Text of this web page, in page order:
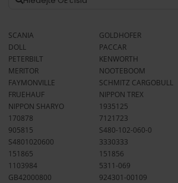
SCANIA
GOLDHOFER
DOLL
PACCAR
PETERBILT
KENWORTH
MERITOR
NOOTEBOOM
FAYMONVILLE
SCHMITZ CARGOBULL
FRUEHAUF
NIPPON TREX
NIPPON SHARYO
1935125
170878
7121723
905815
S480-102-060-0
S4801020600
3330333
151865
151856
1103984
5311-069
GB42000800
924301-00109